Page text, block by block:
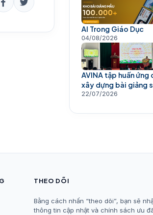
AI Trong Giáo Dục
04/08/2026
AVINA tập huấn ứng
xây dựng bài giảng
giáo viên
22/07/2026
THEO DÕI
Bằng cách nhấn “theo dõi”, bạn sẽ
thông tin cập nhật và chính sách ưu